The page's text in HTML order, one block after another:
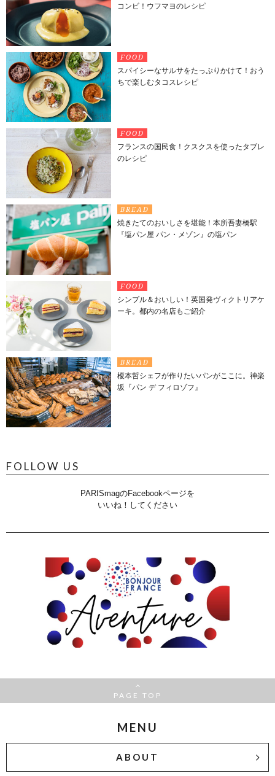
コンビ！ウフマヨのレシピ
FOOD
スパイシーなサルサをたっぷりかけて！おう
ちで楽しむタコスレシピ
FOOD
フランスの国民食！クスクスを使ったタブレ
のレシピ
BREAD
焼きたてのおいしさを堪能！本所吾妻橋駅
『塩パン屋 パン・メゾン』の塩パン
FOOD
シンプル＆おいしい！英国発ヴィクトリアケ
ーキ。都内の名店もご紹介
BREAD
榎本哲シェフが作りたいパンがここに。神楽
坂『パン デ フィロゾフ』
FOLLOW US
PARISmagのFacebookページを
いいね！してください
PAGE TOP
MENU
ABOUT